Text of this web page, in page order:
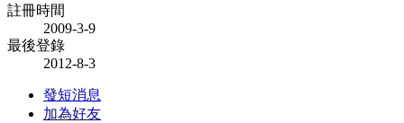
註冊時間
2009-3-9
最後登錄
2012-8-3
發短消息
加為好友